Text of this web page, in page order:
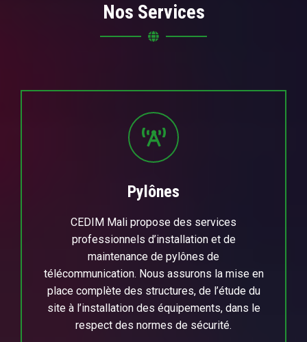
Nos Services
Pylônes
CEDIM Mali propose des services
professionnels d’installation et de
maintenance de pylônes de
télécommunication. Nous assurons la mise en
place complète des structures, de l’étude du
site à l’installation des équipements, dans le
respect des normes de sécurité.